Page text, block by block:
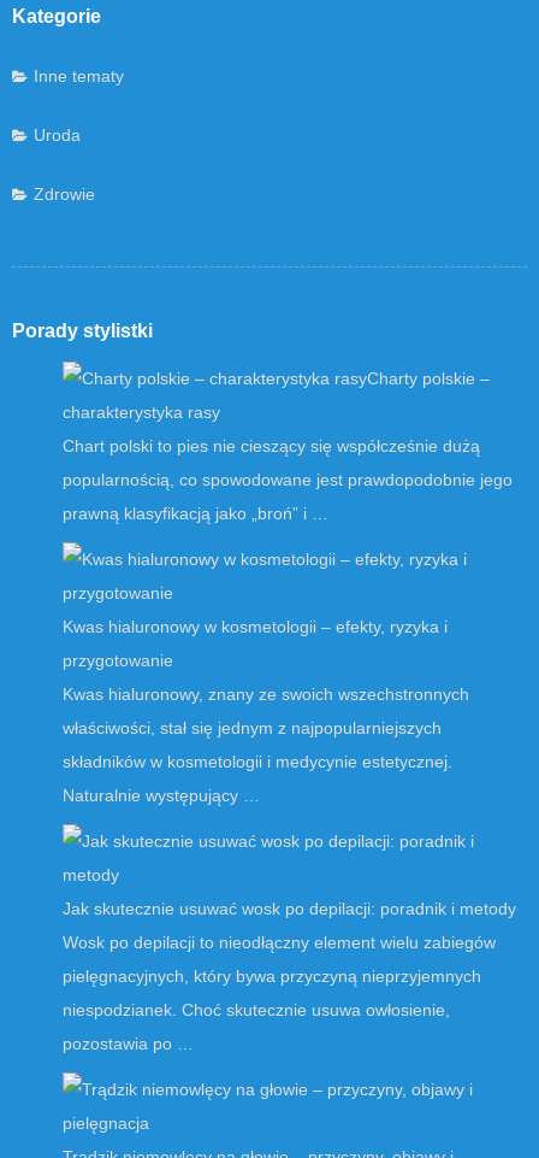
Kategorie
Inne tematy
Uroda
Zdrowie
Porady stylistki
Charty polskie –
charakterystyka rasy
Chart polski to pies nie cieszący się współcześnie dużą
popularnością, co spowodowane jest prawdopodobnie jego
prawną klasyfikacją jako „broń” i …
Kwas hialuronowy w kosmetologii – efekty, ryzyka i
przygotowanie
Kwas hialuronowy, znany ze swoich wszechstronnych
właściwości, stał się jednym z najpopularniejszych
składników w kosmetologii i medycynie estetycznej.
Naturalnie występujący …
Jak skutecznie usuwać wosk po depilacji: poradnik i metody
Wosk po depilacji to nieodłączny element wielu zabiegów
pielęgnacyjnych, który bywa przyczyną nieprzyjemnych
niespodzianek. Choć skutecznie usuwa owłosienie,
pozostawia po …